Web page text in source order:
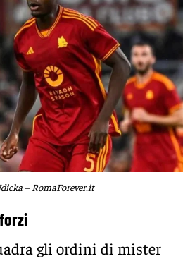
– RomaForever.it
gli ordini di mister